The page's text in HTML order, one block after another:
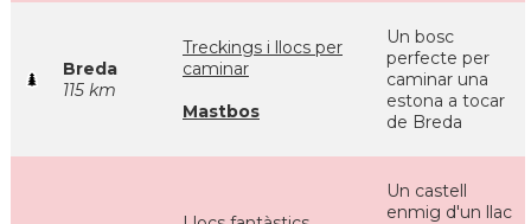
Breda
115 km
Treckings i llocs per
caminar
Mastbos
Un bosc
perfecte per
caminar una
estona a tocar
de Breda
Un castell
enmig d'un llac